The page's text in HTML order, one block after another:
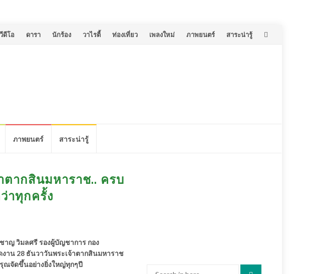
ดีโอ ดารา นักร้อง วาไรตี้ ท่องเที่ยว เพลงใหม่ ภาพยนตร์ สาระน่ารู้
ภาพยนตร์ สาระน่ารู้
ตากสินมหาราช.. ครบ
าทุกครั้ง
าญ วิมลศรี รองผู้บัญชาการ กอง
น 28 ธันวาวันพระเจ้าตากสินมหาราช
รุณจัดขึ้นอย่างยิ่งใหญ่ทุกๆปี